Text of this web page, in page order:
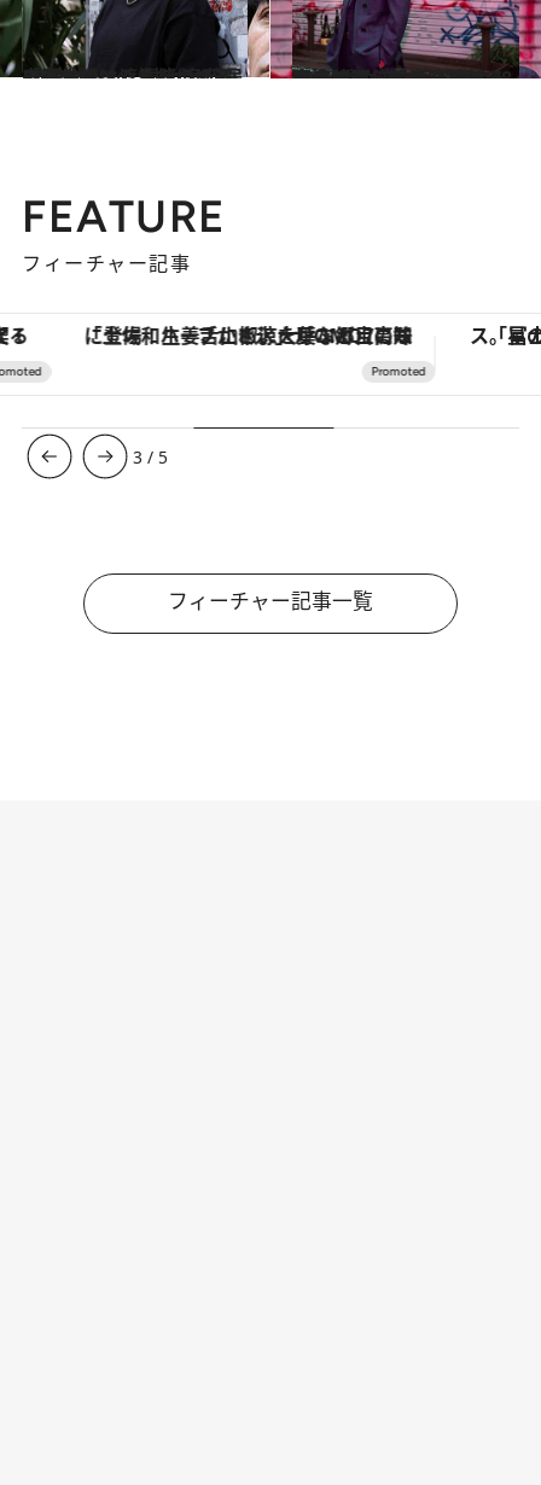
2022.2.4
「濡れ場は、情緒のあるアクション」 村上淳が語る“肉体”へのこだわりと 息子世代に渡したい“芝居のバトン”
カルチャー 2022.2.4
主演映画『ミラクルシティコザ』公開 桐谷健太28歳の“遅咲き”から14年、スターとして輝き続ける理由に迫る
カルチャー
FEATURE
フィーチャー記事
「土佐和ハーブかき氷」がOMO7高知に登場！生姜、山椒、大葉など目にも舌にも涼を呼ぶ郷土の味
3 / 5
フィーチャー記事一覧